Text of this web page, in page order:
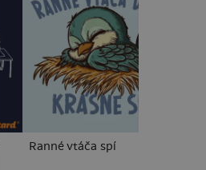
Ranné vtáča spí